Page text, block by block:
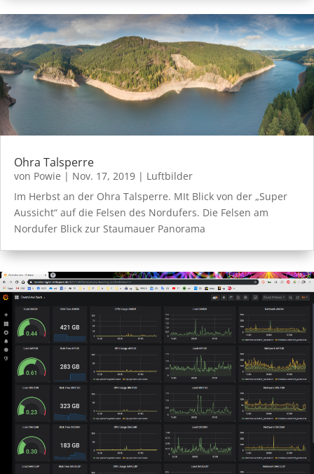
Ohra Talsperre
von Powie | Nov. 17, 2019 | Luftbilder
Im Herbst an der Ohra Talsperre. MIt Blick von der „Super
Aussicht“ auf die Felsen des Nordufers. Die Felsen am
Nordufer Blick zur Staumauer Panorama